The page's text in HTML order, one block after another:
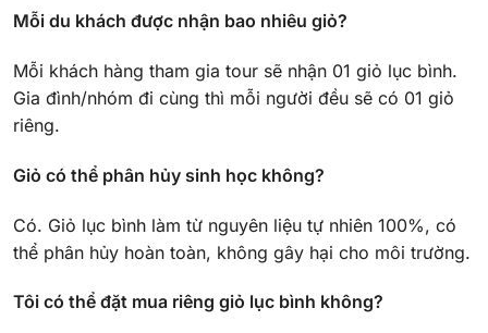
Mỗi du khách được nhận bao nhiêu giỏ?
Mỗi khách hàng tham gia tour sẽ nhận 01 giỏ lục bình.
Gia đình/nhóm đi cùng thì mỗi người đều sẽ có 01 giỏ
riêng.
Giỏ có thể phân hủy sinh học không?
Có. Giỏ lục bình làm từ nguyên liệu tự nhiên 100%, có
thể phân hủy hoàn toàn, không gây hại cho môi trường.
Tôi có thể đặt mua riêng giỏ lục bình không?